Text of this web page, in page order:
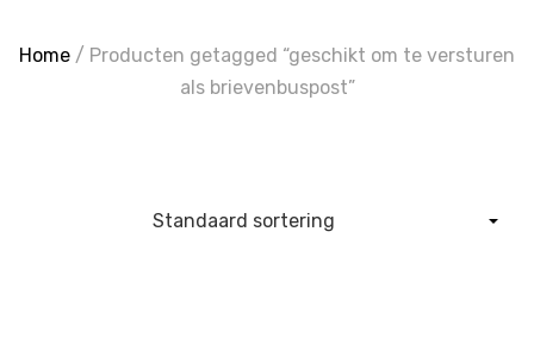
Home / Producten getagged “geschikt om te versturen
als brievenbuspost”